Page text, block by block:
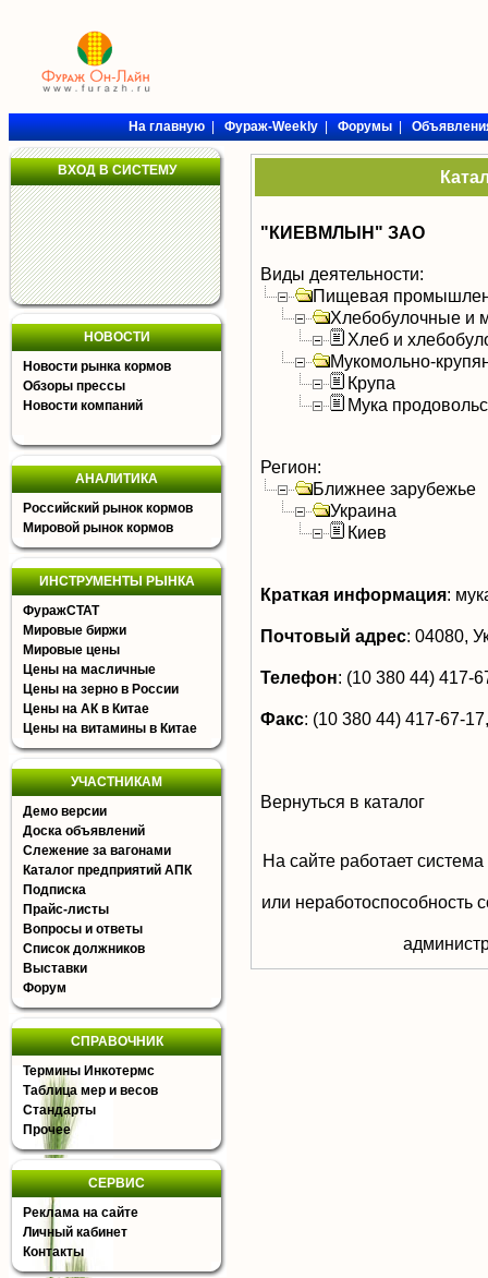
На главную|Фураж-Weekly|Форумы|
ВХОД В СИСТЕМУ
НОВОСТИ
Новости рынка кормов
Обзоры прессы
Новости компаний
АНАЛИТИКА
Российский рынок кормов
Мировой рынок кормов
ИНСТРУМЕНТЫ РЫНКА
ФуражСТАТ
Мировые биржи
Мировые цены
Цены на масличные
Цены на зерно в России
Цены на АК в Китае
Цены на витамины в Китае
УЧАСТНИКАМ
Демо версии
Доска объявлений
Слежение за вагонами
Каталог предприятий АПК
Подписка
Прайс-листы
Вопросы и ответы
Список должников
Выставки
Форум
СПРАВОЧНИК
Термины Инкотермс
Таблица мер и весов
Стандарты
Прочее
СЕРВИС
Реклама на сайте
Личный кабинет
Контакты
"КИЕВМЛЫН" ЗАО
Виды деятельности:
Пищевая
Хлебобулочные и
Хлеб и
Мукомольно-
Крупа
Мука
Регион:
Ближнее зарубежье
Украина
Киев
Краткая информация:
Почтовый адрес: 04080,
Телефон: (10 380 44) 417-
Факс: (10 380 44) 417-67-
Вернуться в каталог
На сайте работает
или неработоспособность